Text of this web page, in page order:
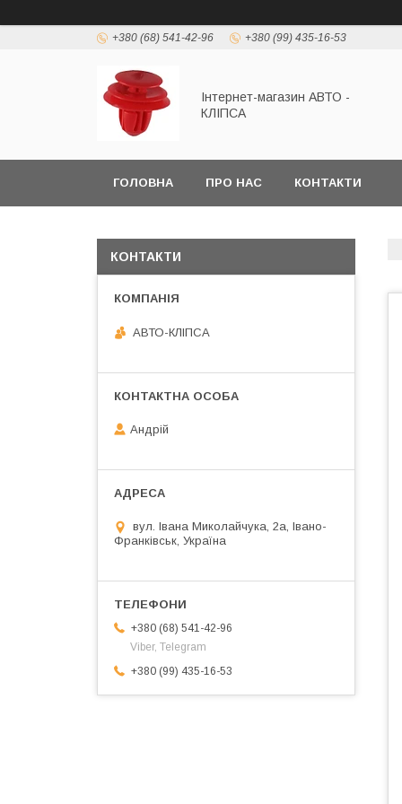
+380 (68) 541-42-96 +380 (99) 435-16-53
Інтернет-магазин АВТО -
КЛІПСА
ГОЛОВНА ПРО НАС КОНТАКТИ
КОНТАКТИ
АВТО-КЛІПСА
Андрій
вул. Івана Миколайчука, 2а, Івано-
Франківськ, Україна
+380 (68) 541-42-96
Viber, Telegram
+380 (99) 435-16-53